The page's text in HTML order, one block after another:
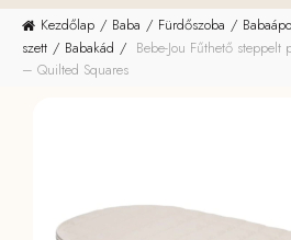
Kezdőlap Baba Fürdőszoba
szett
Babakád
Bebe-Jou Fűthető steppelt
– Quilted Squares